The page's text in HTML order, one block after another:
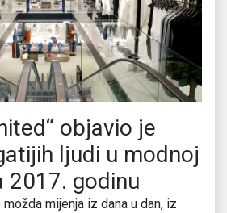
objavio je
ljudi u modnoj
2017. godinu
mijenja iz dana u dan, iz